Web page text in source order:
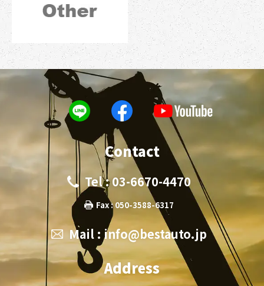
Contact
Tel : 03-6670-4470
Fax : 050-3588-6317
Mail : info@bestauto.jp
Address